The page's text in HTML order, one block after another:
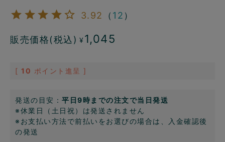
3.92 （ 12 ）
販売価格(税込) ¥ 1,045
[ 10 ポイント進呈 ]
発送の目安： 平日9時までの注文で当日発送
※休業日（土日祝）は発送されません
※お支払い方法で前払いをお選びの場合は、入金確認後
の発送